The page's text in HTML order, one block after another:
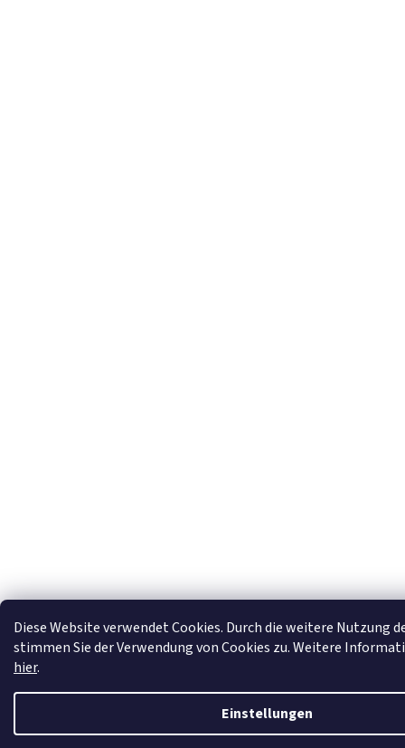
Diese Website verwendet Cookies. Durch die weitere Nutzung
stimmen Sie der Verwendung von Cookies zu. Weitere
hier.
Einstellungen